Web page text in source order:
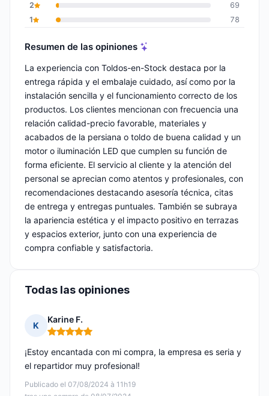
2
69
1
78
Resumen de las opiniones
La experiencia con Toldos-en-Stock destaca por la
entrega rápida y el embalaje cuidado, así como por la
instalación sencilla y el funcionamiento correcto de los
productos. Los clientes mencionan con frecuencia una
relación calidad-precio favorable, materiales y
acabados de la persiana o toldo de buena calidad y un
motor o iluminación LED que cumplen su función de
forma eficiente. El servicio al cliente y la atención del
personal se aprecian como atentos y profesionales, con
recomendaciones destacando asesoría técnica, citas
de entrega y entregas puntuales. También se subraya
la apariencia estética y el impacto positivo en terrazas
y espacios exterior, junto con una experiencia de
compra confiable y satisfactoria.
Todas las opiniones
K
Karine F.
Nota: 5 de 5
Publicado el 07/08/2024 à 11h19
¡Estoy encantada con mi compra, la empresa es seria y
el repartidor muy profesional!